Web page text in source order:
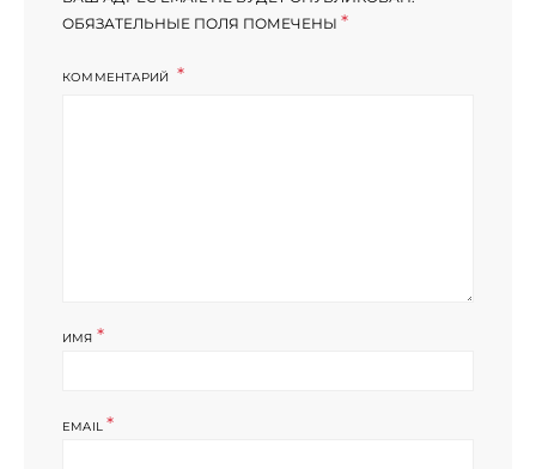
ОБЯЗАТЕЛЬНЫЕ ПОЛЯ ПОМЕЧЕНЫ *
КОММЕНТАРИЙ
ИМЯ *
EMAIL*